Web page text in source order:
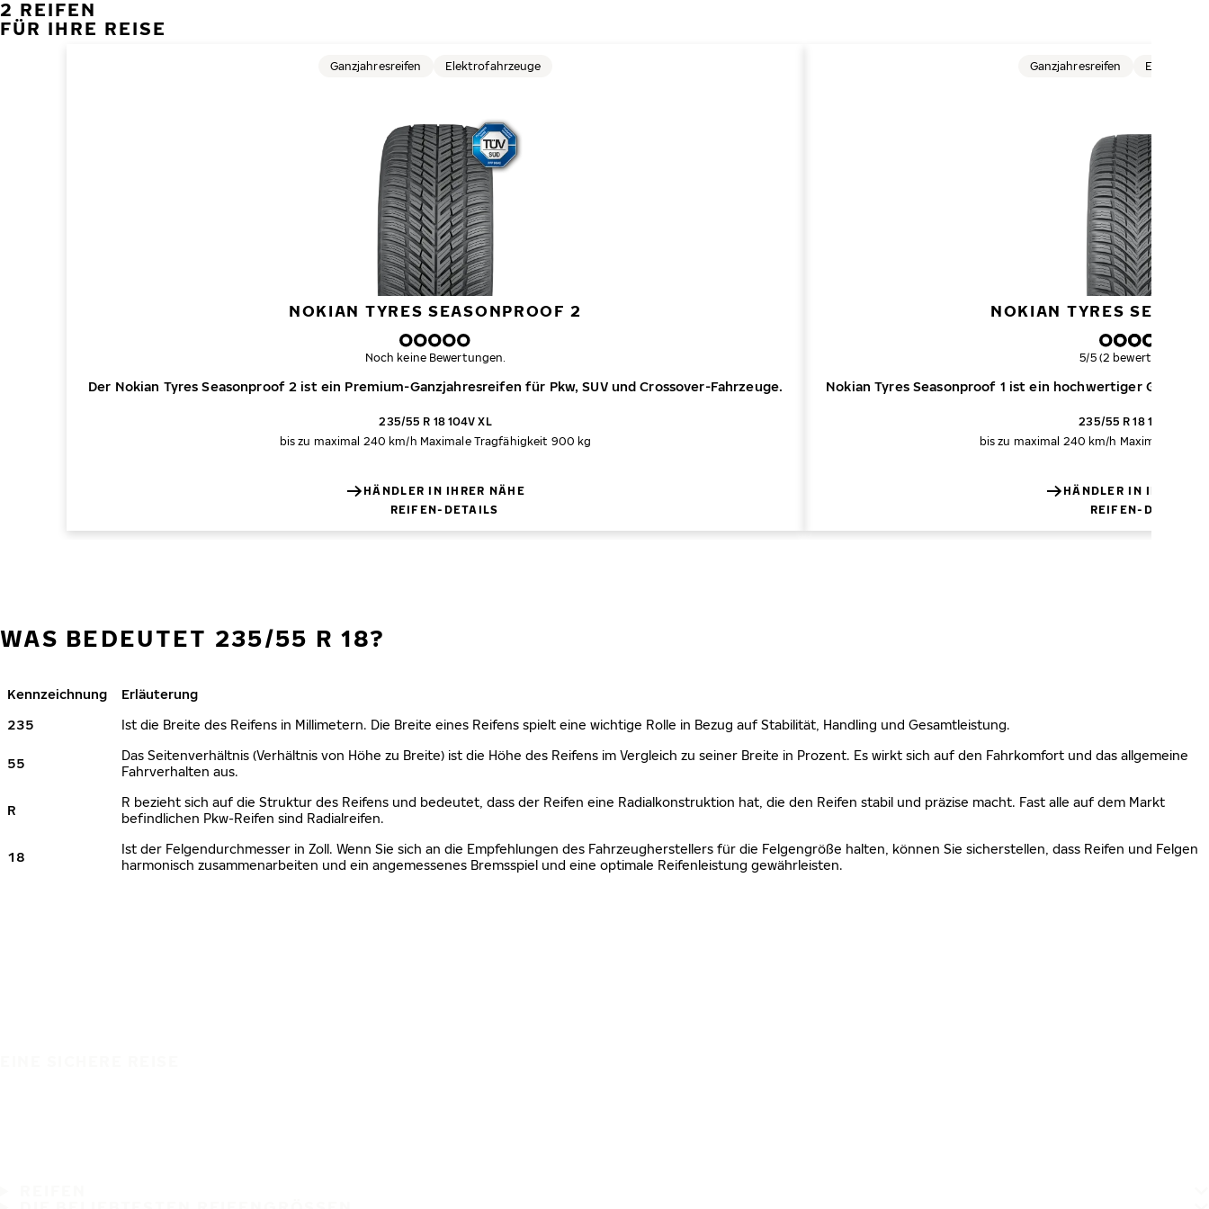
2 REIFEN
FÜR IHRE REISE
NOKIAN TYRES SEASONPROOF 2
Der Nokian Tyres Seasonproof 2 ist ein Premium-Ganzjahresreifen für Pkw, SUV und Crossover-Fahrzeuge.
Ganzjahresreifen Elektrofahrzeuge
Noch keine Bewertungen.
235/55 R 18 104V XL
bis zu maximal 240 km/h Maximale Tragfähigkeit 900 kg
HÄNDLER IN IHRER NÄHE
REIFEN-DETAILS
NOKIAN TYRES
Nokian Tyres Seasonproof 1 ist ein hochwertiger
Ganzjahresreifen
Gesamtbewertung
5/5 (2 bewertungen)
235/55 R 18 104V XL
bis zu maximal 240 km/h Maximale
HÄNDLER IN IHRER
REIFEN-DETAILS
WAS BEDEUTET 235/55 R 18?
Kennzeichnung
Erläuterung
235
Ist die Breite des Reifens in Millimetern. Die Breite eines Reifens spielt eine wichtige Rolle in Bezug auf Stabilität, Handling und Gesamtleistung.
55
Das Seitenverhältnis (Verhältnis von Höhe zu Breite) ist die Höhe des Reifens im Vergleich zu seiner Breite in Prozent. Es wirkt sich auf den Fahrkomfort und das allgemeine
Fahrverhalten aus.
R
R bezieht sich auf die Struktur des Reifens und bedeutet, dass der Reifen eine Radialkonstruktion hat, die den Reifen stabil und präzise macht. Fast alle auf dem Markt
befindlichen Pkw-Reifen sind Radialreifen.
18
Ist der Felgendurchmesser in Zoll. Wenn Sie sich an die Empfehlungen des Fahrzeugherstellers für die Felgengröße halten, können Sie sicherstellen, dass Reifen und Felgen
harmonisch zusammenarbeiten und ein angemessenes Bremsspiel und eine optimale Reifenleistung gewährleisten.